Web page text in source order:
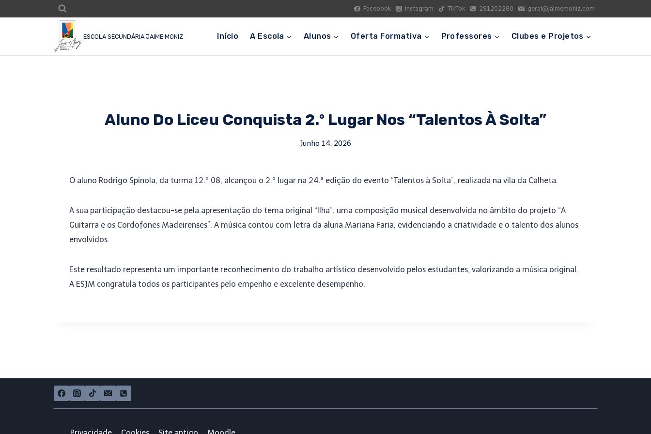
Facebook Instagram TikTok 291202280 geral@jaimemoniz.com
ESCOLA SECUNDÁRIA JAIME MONIZ Início A Escola Alunos Oferta Formativa Professores Clubes e Projetos
Aluno Do Liceu Conquista 2.º Lugar Nos “Talentos À Solta”
Junho 14, 2026
O aluno Rodrigo Spínola, da turma 12.º 08, alcançou o 2.º lugar na 24.ª edição do evento “Talentos à Solta”, realizada na vila da Calheta.
A sua participação destacou-se pela apresentação do tema original “Ilha”, uma composição musical desenvolvida no âmbito do projeto “A
Guitarra e os Cordofones Madeirenses”. A música contou com letra da aluna Mariana Faria, evidenciando a criatividade e o talento dos alunos
envolvidos.
Este resultado representa um importante reconhecimento do trabalho artístico desenvolvido pelos estudantes, valorizando a música original.
A ESJM congratula todos os participantes pelo empenho e excelente desempenho.